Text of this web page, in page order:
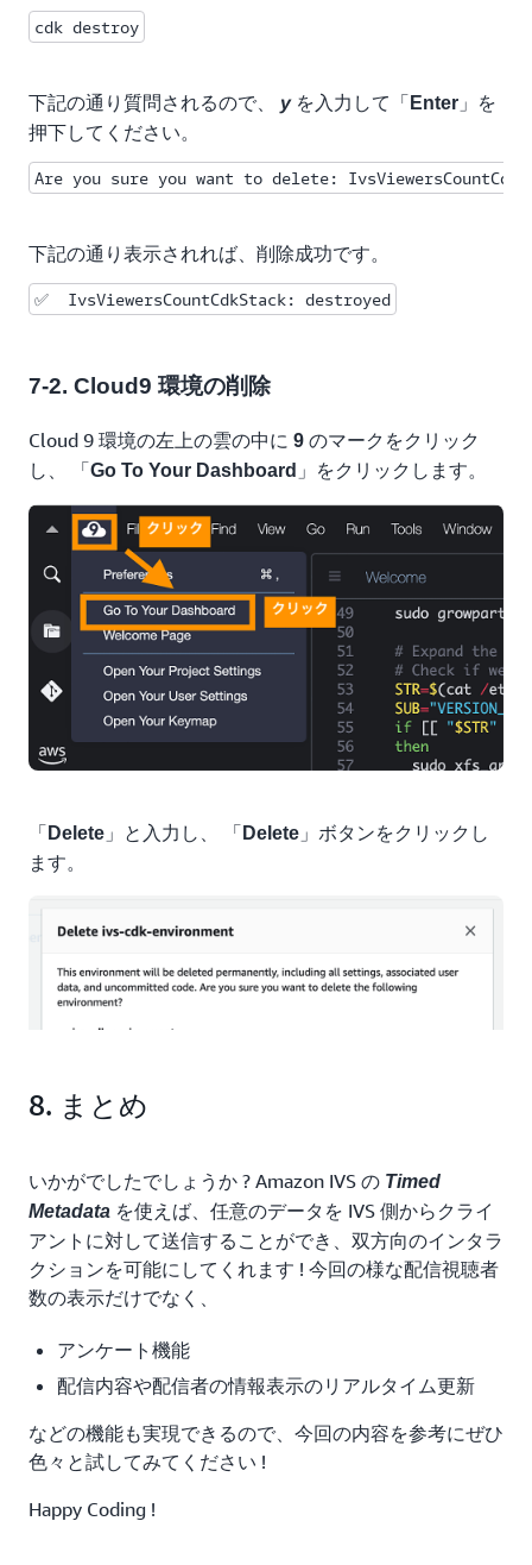
  const counts: { [key: string]: number } = {};
    // ①チャンネルを取得し、視聴者数を 0 で初期化
    const listChannels = new ListChannelsCommand({});
const resListChannels = await
    if (resListChannels.channels) {
        if (channel.arn) {
          counts[channel.arn] = 0;
        }
      });
// ②実際に開始されたストリーミングを取得し、視聴者数を
const resListStreams = await
    if (resListStreams.streams) {
      resListStreams.streams.forEach((stream) => {
if (stream.channelArn && stream.viewerCount)
counts[stream.channelArn] +=
        };
      });
    };
    // ③ DynamoDB に書き込みするデータを整形
const requestItems =
      PutRequest: {
        Item: {
          count: { N: String(item[1]) },
        },
    // ④ DynamoDB に書き込み
const batchWriteItem = new
      RequestItems: {
    });
    // ⑤ DynamoDB から直近5分間の視聴者数を取得
    const queries = requestItems.map(item => {
      return new QueryCommand({
        TableName: tableName,
        KeyConditionExpression: "channel = :channel",
        ExpressionAttributeValues: {
':channel': { S:
        },
        Limit: 5,
      });
    });
    const results = await Promise.all(
cdk destroy
下記の通り質問されるので、 yを入力して「 Enter 」を
押下してください。
Are you sure you want to delete:
下記の通り表示されれば、削除成功です。
✅  IvsViewersCountCdkStack: destroyed
7-2. Cloud9 環境の削除
Cloud 9 環境の左上の雲の中に 9 のマークをクリック
し、 「Go To Your Dashboard 」をクリックします。
「 Delete 」と入力し、 「 Delete 」ボタンをクリックし
ます。
これで、 Cloud 9 環境も削除されました。
8. まとめ
いかがでしたでしょうか ? Amazon IVS の Timed
Metadata を使えば、任意のデータを IVS 側からクライ
アントに対して送信することができ、双方向のインタラ
クションを可能にしてくれます ! 今回の様な配信視聴者
数の表示だけでなく、
アンケート機能
配信内容や配信者の情報表示のリアルタイム更新
などの機能も実現できるので、今回の内容を参考にぜひ
色々と試してみてください !
Happy Coding !